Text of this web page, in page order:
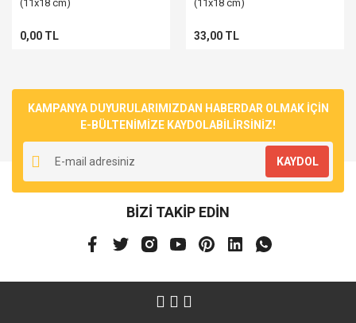
(11x18 cm)
0,00 TL
(11x18 cm)
33,00 TL
KAMPANYA DUYURULARIMIZDAN HABERDAR OLMAK İÇİN
E-BÜLTENİMİZE KAYDOLABİLİRSİNİZ!
KAYDOL
BİZİ TAKİP EDİN